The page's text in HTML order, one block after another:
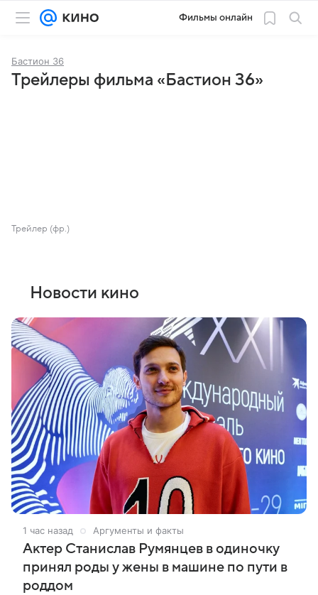
Фильмы онлайн
Бастион 36
Трейлеры фильма «Бастион 36»
Трейлер (фр.)
Новости кино
1 час назад Аргументы и факты
Актер Станислав Румянцев в одиночку
принял роды у жены в машине по пути в
роддом